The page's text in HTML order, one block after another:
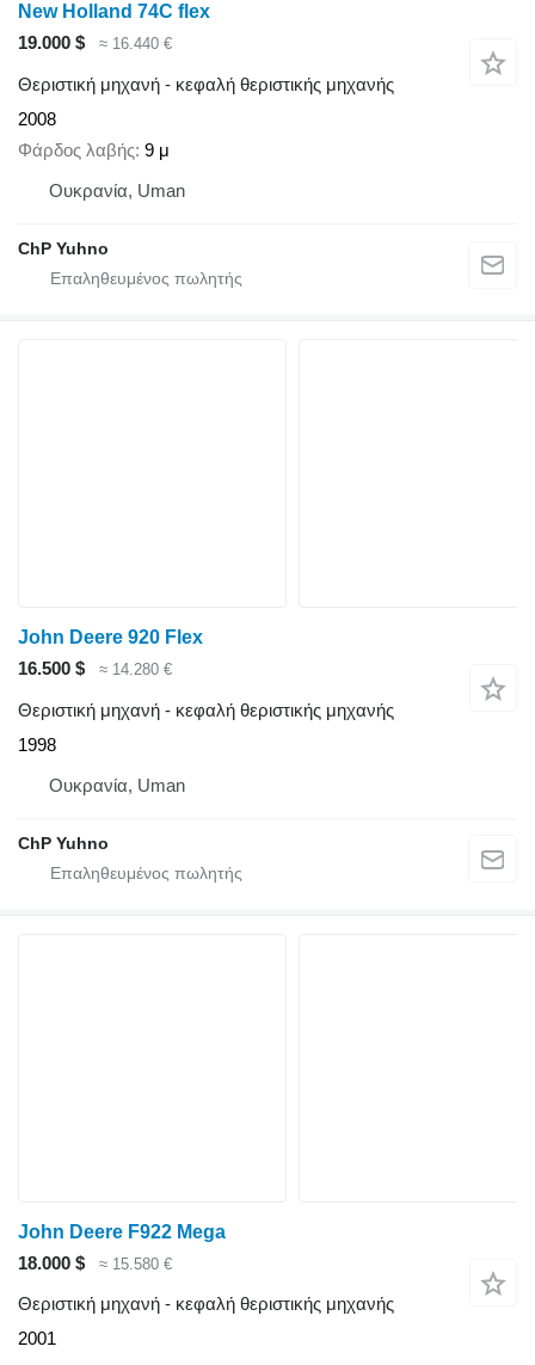
New Holland 74C flex
19.000 $
≈ 16.440 €
Θεριστική μηχανή - κεφαλή θεριστικής μηχανής
2008
Φάρδος λαβής 9 μ
Ουκρανία, Uman
ChP Yuhno
John Deere 920 Flex
16.500 $
≈ 14.280 €
Θεριστική μηχανή - κεφαλή θεριστικής μηχανής
1998
Ουκρανία, Uman
ChP Yuhno
John Deere F922 Mega
18.000 $
≈ 15.580 €
Θεριστική μηχανή - κεφαλή θεριστικής μηχανής
2001